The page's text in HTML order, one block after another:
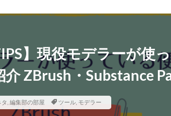
企業インタビュー
クリエイターインタビュー
】現役モデラーが使
介 ZBrush・Substance
, 編集部の部屋 ツール, モデラー